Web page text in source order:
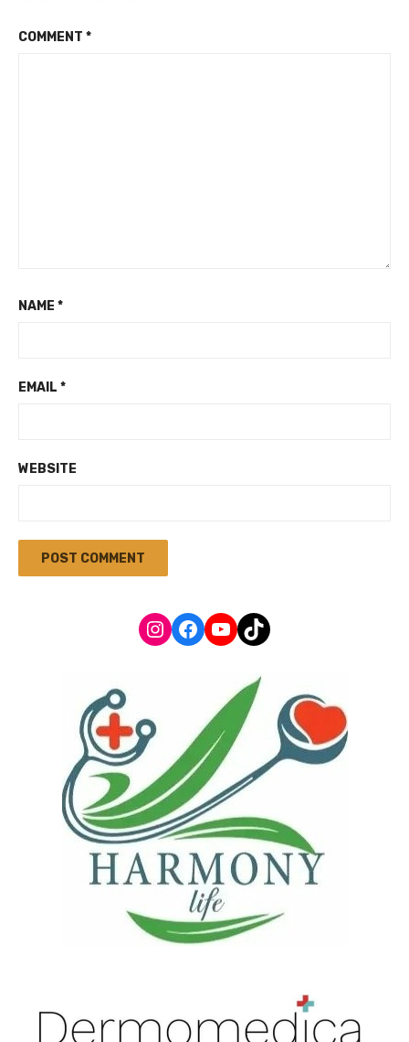
COMMENT *
NAME *
EMAIL *
WEBSITE
Instagram
Facebook
YouTube
TikTok